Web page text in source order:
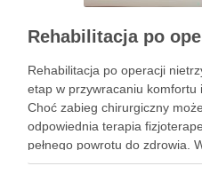
Rehabilitacja po operacji
etap w przywracaniu komfortu
Choć zabieg chirurgiczny
odpowiednia terapia
pełnego powrotu do zdrowia.
program rehabilitacji,